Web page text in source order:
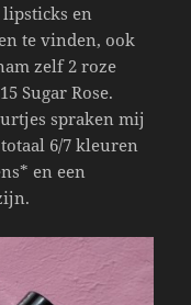
lipsticks en
te vinden, ook
zelf 2 roze
Sugar Rose.
spraken mij
6/7 kleuren
en een